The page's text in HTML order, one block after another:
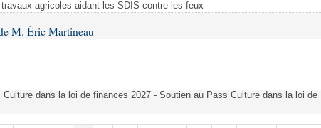
agricoles aidant les SDIS contre les feux
M. Éric Martineau
dans la loi de finances 2027 - Soutien au Pass Culture dans la loi de